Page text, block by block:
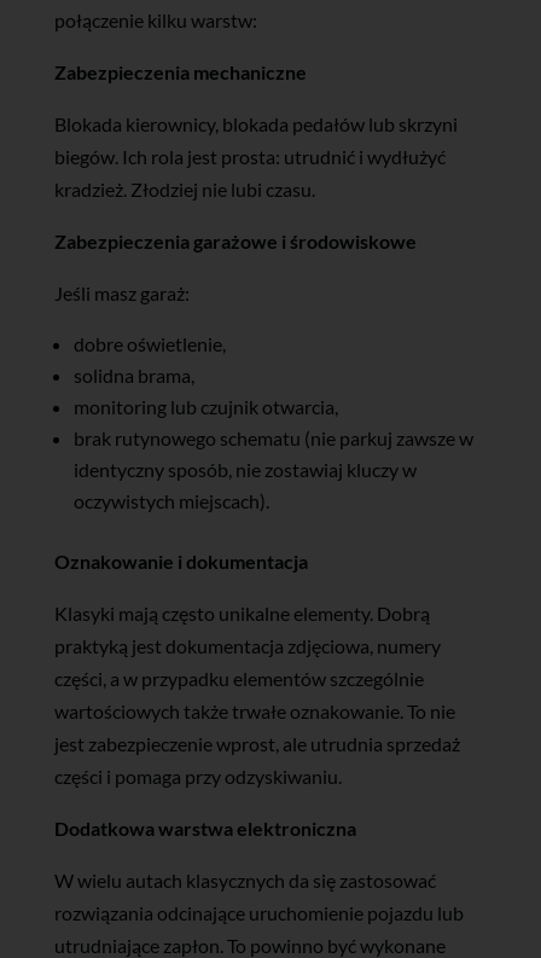
połączenie kilku warstw:
Zabezpieczenia mechaniczne
Blokada kierownicy, blokada pedałów lub skrzyni
biegów. Ich rola jest prosta: utrudnić i wydłużyć
kradzież. Złodziej nie lubi czasu.
Zabezpieczenia garażowe i środowiskowe
Jeśli masz garaż:
dobre oświetlenie,
solidna brama,
monitoring lub czujnik otwarcia,
brak rutynowego schematu (nie parkuj zawsze w
identyczny sposób, nie zostawiaj kluczy w
oczywistych miejscach).
Oznakowanie i dokumentacja
Klasyki mają często unikalne elementy. Dobrą
praktyką jest dokumentacja zdjęciowa, numery
części, a w przypadku elementów szczególnie
wartościowych także trwałe oznakowanie. To nie
jest zabezpieczenie wprost, ale utrudnia sprzedaż
części i pomaga przy odzyskiwaniu.
Dodatkowa warstwa elektroniczna
W wielu autach klasycznych da się zastosować
rozwiązania odcinające uruchomienie pojazdu lub
utrudniające zapłon. To powinno być wykonane